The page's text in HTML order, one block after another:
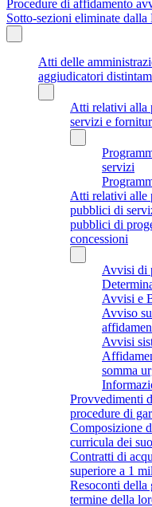
Procedure di affidamento
Sotto-sezioni eliminate
Atti delle
aggiudicatori
Atti relativi alla
servizi e
servizi
Atti relativi alle
pubblici di
pubblici di
concessioni
Avvisi di
Avvisi e
Avviso
Avvisi
somma
Provvedimenti
procedure di
Composizione
curricula dei
Contratti di
superiore a 1
Resoconti della
termine della